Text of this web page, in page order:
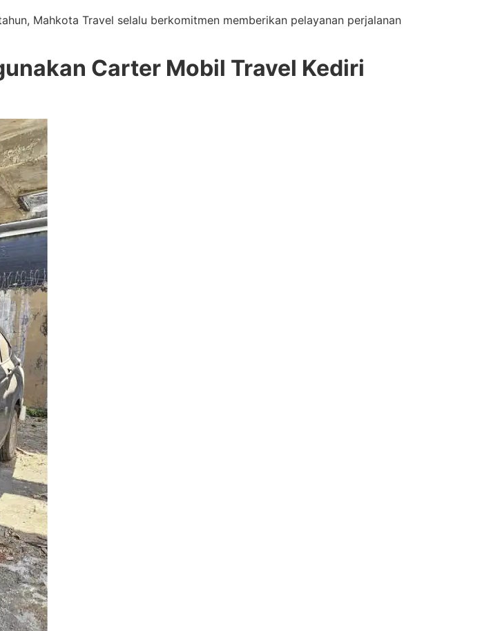
Mahkota Travel selalu berkomitmen memberikan pelayanan perjalanan
Carter Mobil Travel Kediri